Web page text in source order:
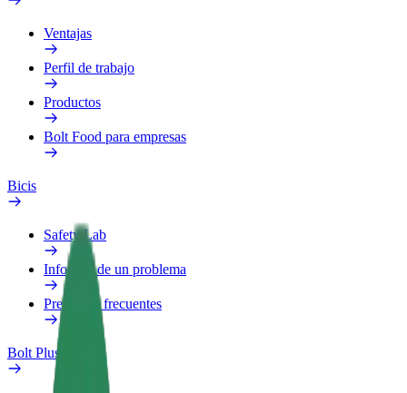
Ventajas
Perfil de trabajo
Productos
Bolt Food para empresas
Bicis
Safety Lab
Informar de un problema
Preguntas frecuentes
Bolt Plus